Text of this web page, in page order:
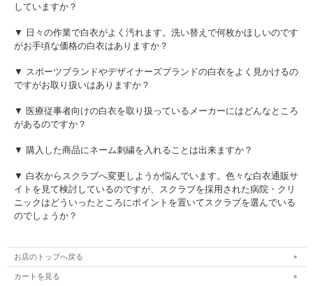
していますか？
▼ 日々の作業で白衣がよく汚れます。洗い替えで何枚かほしいのです
がお手頃な価格の白衣はありますか？
▼ スポーツブランドやデザイナーズブランドの白衣をよく見かけるの
ですがお取り扱いはありますか？
▼ 医療従事者向けの白衣を取り扱っているメーカーにはどんなところ
があるのですか？
▼ 購入した商品にネーム刺繍を入れることは出来ますか？
▼ 白衣からスクラブへ変更しようか悩んでいます。色々な白衣通販サ
イトを見て検討しているのですが、スクラブを採用された病院・クリ
ニックはどういったところにポイントを置いてスクラブを選んでいる
のでしょうか？
お店のトップへ戻る
カートを見る